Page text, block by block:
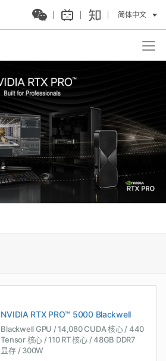
简体中文
NVIDIA RTX PRO™ 5000 Blackwell
Blackwell GPU / 14,080 CUDA 核心 / 440
Tensor 核心 / 110 RT 核心 / 48GB DDR7
显存 / 300W